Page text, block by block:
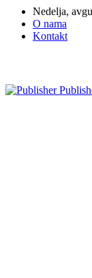
Nedelja,
O nama
Kontakt